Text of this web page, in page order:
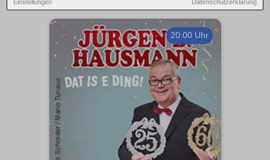
Einstellungen Datenschutzerklärung
20:00 Uhr